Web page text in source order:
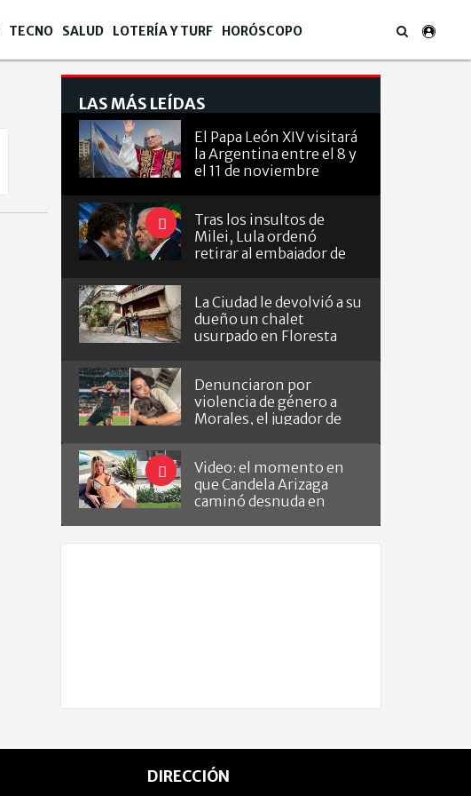
TECNO SALUD LOTERÍA Y TURF HORÓSCOPO
LAS MÁS LEÍDAS
El Papa León XIV visitará
la Argentina entre el 8 y
el 11 de noviembre
Tras los insultos de
Milei, Lula ordenó
retirar al embajador de
La Ciudad le devolvió a su
dueño un chalet
usurpado en Floresta
Denunciaron por
violencia de género a
Morales, el jugador de
Video: el momento en
que Candela Arizaga
caminó desnuda en
DIRECCIÓN